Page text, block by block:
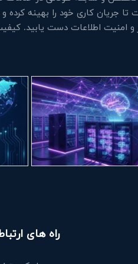
جریان کاری خود را بهینه کرده و
و امنیت اطلاعات دست یابید.
راه های